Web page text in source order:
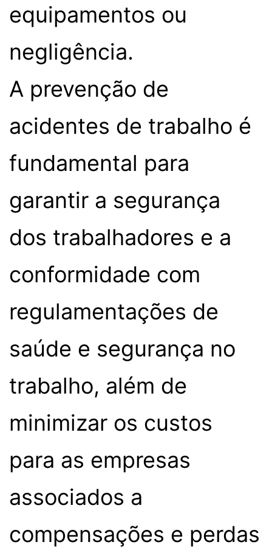
equipamentos ou
negligência.
A prevenção de
acidentes de trabalho é
fundamental para
garantir a segurança
dos trabalhadores e a
conformidade com
regulamentações de
saúde e segurança no
trabalho, além de
minimizar os custos
para as empresas
associados a
compensações e perdas